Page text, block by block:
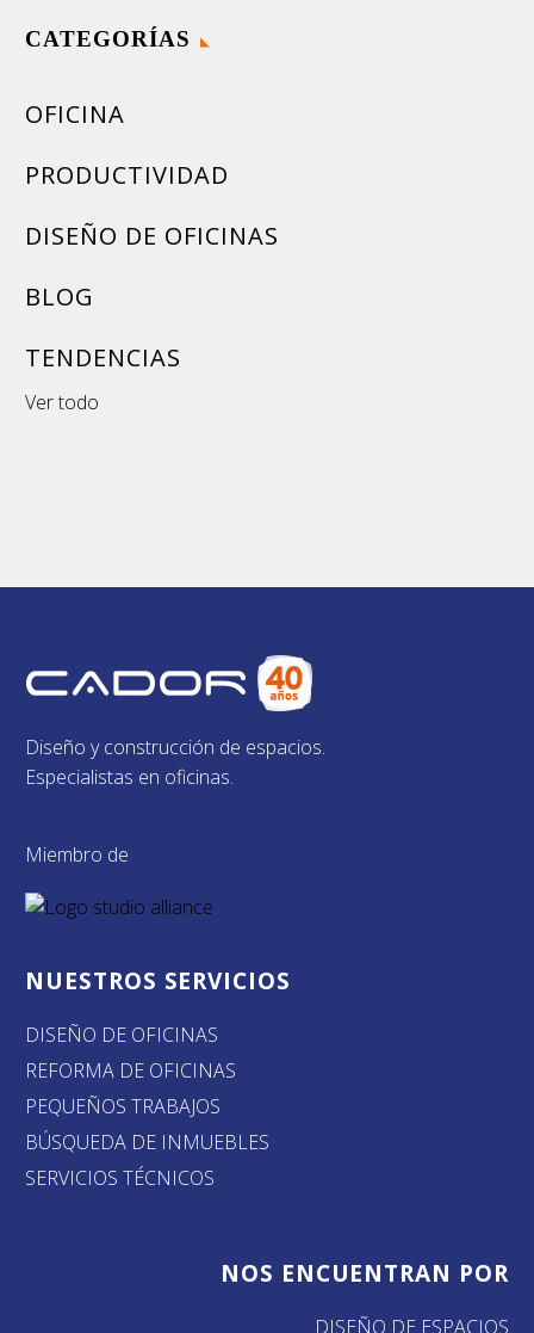
CATEGORÍAS
OFICINA
PRODUCTIVIDAD
DISEÑO DE OFICINAS
BLOG
TENDENCIAS
Ver todo
Diseño y construcción de espacios.
Especialistas en oficinas.
Miembro de
NUESTROS SERVICIOS
DISEÑO DE OFICINAS
REFORMA DE OFICINAS
PEQUEÑOS TRABAJOS
BÚSQUEDA DE INMUEBLES
SERVICIOS TÉCNICOS
NOS ENCUENTRAN POR
DISEÑO DE ESPACIOS